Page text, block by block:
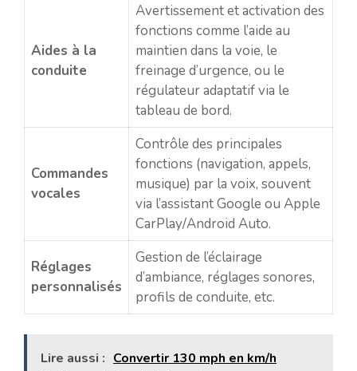
Aides à la
conduite
Avertissement et activation des
fonctions comme l’aide au
maintien dans la voie, le
freinage d’urgence, ou le
régulateur adaptatif via le
tableau de bord.
Commandes
vocales
Contrôle des principales
fonctions (navigation, appels,
musique) par la voix, souvent
via l’assistant Google ou Apple
CarPlay/Android Auto.
Réglages
personnalisés
Gestion de l’éclairage
d’ambiance, réglages sonores,
profils de conduite, etc.
Lire aussi : Convertir 130 mph en km/h